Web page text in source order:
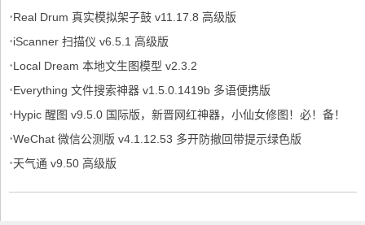
·Real Drum 真实模拟架子鼓 v11.17.8 高级版
·iScanner 扫描仪 v6.5.1 高级版
·Local Dream 本地文生图模型 v2.3.2
·Everything 文件搜索神器 v1.5.0.1419b 多语便携版
·Hypic 醒图 v9.5.0 国际版，新晋网红神器，小仙女修图！必！备！
·WeChat 微信公测版 v4.1.12.53 多开防撤回带提示绿色版
·天气通 v9.50 高级版